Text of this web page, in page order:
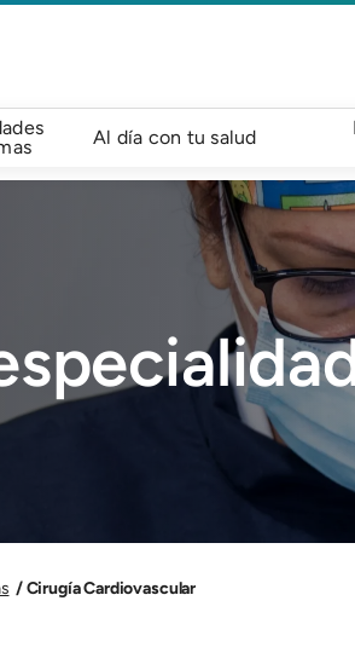
Al día con tu salud
Cirugía Cardiovascular